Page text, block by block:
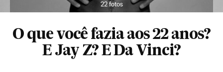
22 fotos
O que você fazia aos 22 anos?
E Jay Z? E Da Vinci?